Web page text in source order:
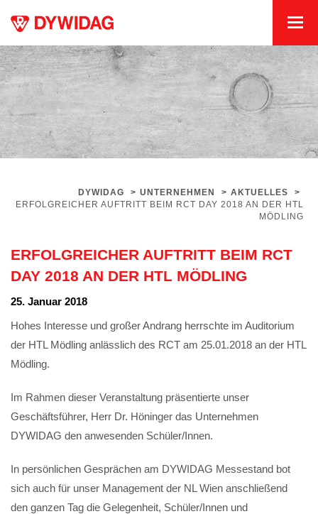
DYWIDAG > UNTERNEHMEN > AKTUELLES
>
ERFOLGREICHER AUFTRITT BEIM RCT DAY 2018 AN DER HTL
MÖDLING
ERFOLGREICHER AUFTRITT BEIM RCT
DAY 2018 AN DER HTL MÖDLING
25. Januar 2018
Hohes Interesse und großer Andrang herrschte im Auditorium
der HTL Mödling anlässlich des RCT am 25.01.2018 an der HTL
Mödling.
Im Rahmen dieser Veranstaltung präsentierte unser
Geschäftsführer, Herr Dr. Höninger das Unternehmen
DYWIDAG den anwesenden Schüler/Innen.
In persönlichen Gesprächen am DYWIDAG Messestand bot
sich auch für unser Management der NL Wien anschließend
den ganzen Tag die Gelegenheit, Schüler/Innen und